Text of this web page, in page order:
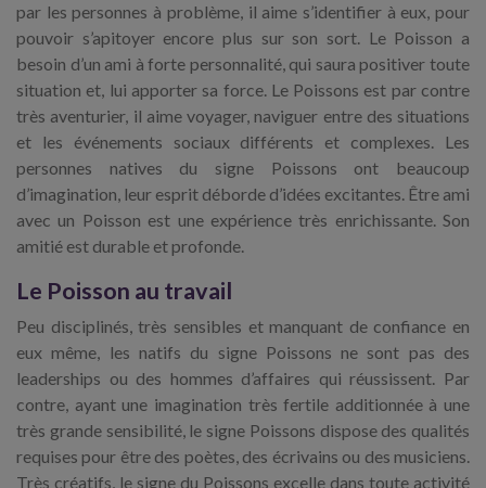
par les personnes à problème, il aime s’identifier à eux, pour
pouvoir s’apitoyer encore plus sur son sort. Le Poisson a
besoin d’un ami à forte personnalité, qui saura positiver toute
situation et, lui apporter sa force. Le Poissons est par contre
très aventurier, il aime voyager, naviguer entre des situations
et les événements sociaux différents et complexes. Les
personnes natives du signe Poissons ont beaucoup
d’imagination, leur esprit déborde d’idées excitantes. Être ami
avec un Poisson est une expérience très enrichissante. Son
amitié est durable et profonde.
Le Poisson au travail
Peu disciplinés, très sensibles et manquant de confiance en
eux même, les natifs du signe Poissons ne sont pas des
leaderships ou des hommes d’affaires qui réussissent. Par
contre, ayant une imagination très fertile additionnée à une
très grande sensibilité, le signe Poissons dispose des qualités
requises pour être des poètes, des écrivains ou des musiciens.
Très créatifs, le signe du Poissons excelle dans toute activité